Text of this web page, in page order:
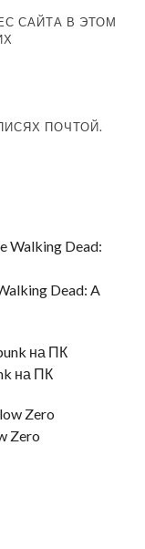
САЙТА В ЭТОМ
ПОЧТОЙ.
Dead: A
на ПК
Zero